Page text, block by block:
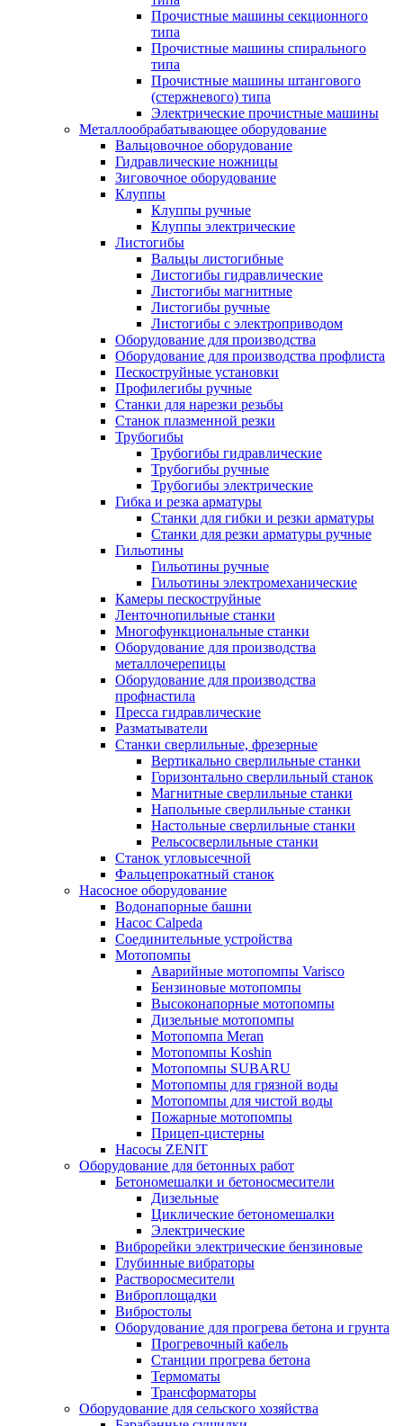
Прочистные машины секционного
типа
Прочистные машины спирального
типа
Прочистные машины штангового
(стержневого) типа
Электрические прочистные машины
Металлообрабатывающее оборудование
Вальцовочное оборудование
Гидравлические ножницы
Зиговочное оборудование
Клуппы
Клуппы ручные
Клуппы электрические
Листогибы
Вальцы листогибные
Листогибы гидравлические
Листогибы магнитные
Листогибы ручные
Листогибы с электроприводом
Оборудование для производства
Оборудование для производства профлиста
Пескоструйные установки
Профилегибы ручные
Станки для нарезки резьбы
Станок плазменной резки
Трубогибы
Трубогибы гидравлические
Трубогибы ручные
Трубогибы электрические
Гибка и резка арматуры
Станки для гибки и резки арматуры
Станки для резки арматуры ручные
Гильотины
Гильотины ручные
Гильотины электромеханические
Камеры пескоструйные
Ленточнопильные станки
Многофункциональные станки
Оборудование для производства
металлочерепицы
Оборудование для производства
профнастила
Пресса гидравлические
Разматыватели
Станки сверлильные, фрезерные
Вертикально сверлильные станки
Горизонтально сверлильный станок
Магнитные сверлильные станки
Напольные сверлильные станки
Настольные сверлильные станки
Рельсосверлильные станки
Станок угловысечной
Фальцепрокатный станок
Насосное оборудование
Водонапорные башни
Насос Calpeda
Соединительные устройства
Мотопомпы
Аварийные мотопомпы Varisco
Бензиновые мотопомпы
Высоконапорные мотопомпы
Дизельные мотопомпы
Мотопомпа Meran
Мотопомпы Koshin
Мотопомпы SUBARU
Мотопомпы для грязной воды
Мотопомпы для чистой воды
Пожарные мотопомпы
Прицеп-цистерны
Насосы ZENIT
Оборудование для бетонных работ
Бетономешалки и бетоносмесители
Дизельные
Циклические бетономешалки
Электрические
Виброрейки электрические бензиновые
Глубинные вибраторы
Растворосмесители
Виброплощадки
Вибростолы
Оборудование для прогрева бетона и грунта
Прогревочный кабель
Станции прогрева бетона
Термоматы
Трансформаторы
Оборудование для сельского хозяйства